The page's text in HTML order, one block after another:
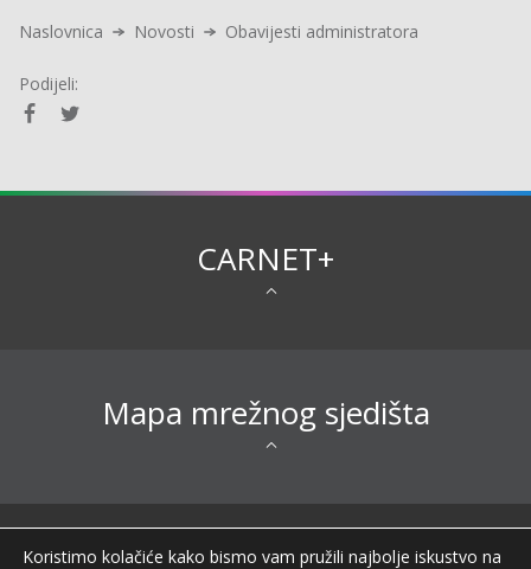
Naslovnica Novosti Obavijesti administratora
Podijeli:
CARNET+
Mapa mrežnog sjedišta
Sva prava pridržana © 2026 CARNET |
Koristimo kolačiće kako bismo vam pružili najbolje iskustvo na